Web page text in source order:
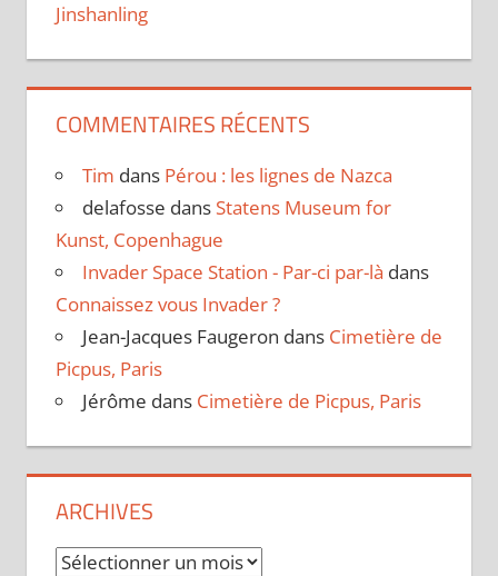
Jinshanling
COMMENTAIRES RÉCENTS
Tim dans Pérou : les lignes de Nazca
delafosse dans Statens Museum for
Kunst, Copenhague
Invader Space Station - Par-ci par-là dans
Connaissez vous Invader ?
Jean-Jacques Faugeron dans Cimetière de
Picpus, Paris
Jérôme dans Cimetière de Picpus, Paris
ARCHIVES
Archives